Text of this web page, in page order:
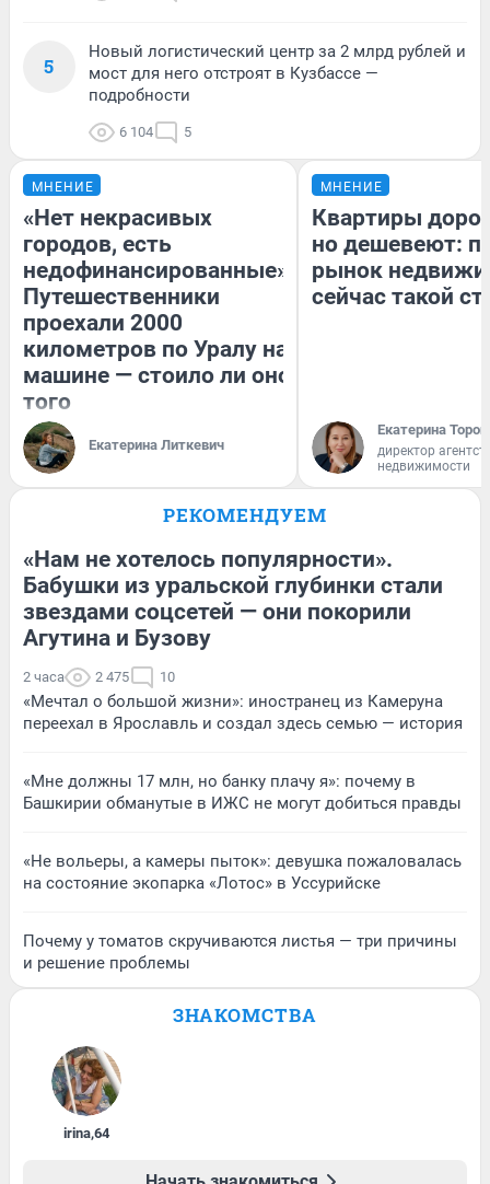
5
Новый логистический центр за 2 млрд рублей и
мост для него отстроят в Кузбассе —
подробности
6 104 5
МНЕНИЕ
«Нет некрасивых
городов, есть
недофинансированные».
Путешественники
проехали 2000
километров по Уралу на
машине — стоило ли оно
того
Екатерина Литкевич
МНЕНИЕ
Квартиры
но дешевеют:
рынок
сейчас такой
Екатерина
директор
недвижимости
РЕКОМЕНДУЕМ
«Нам не хотелось популярности».
Бабушки из уральской глубинки стали
звездами соцсетей — они покорили
Агутина и Бузову
2 часа 2 475 10
«Мечтал о большой жизни»: иностранец из Камеруна
переехал в Ярославль и создал здесь семью — история
«Мне должны 17 млн, но банку плачу я»: почему в
Башкирии обманутые в ИЖС не могут добиться правды
«Не вольеры, а камеры пыток»: девушка пожаловалась
на состояние экопарка «Лотос» в Уссурийске
Почему у томатов скручиваются листья — три причины
и решение проблемы
ЗНАКОМСТВА
irina,64